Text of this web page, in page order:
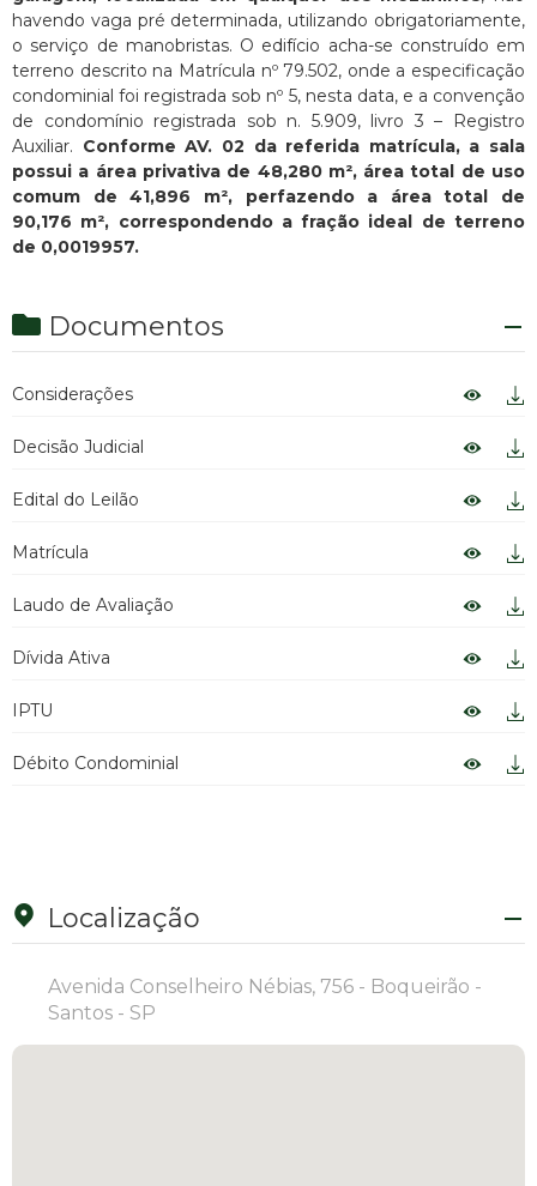
havendo vaga pré determinada, utilizando obrigatoriamente,
o serviço de manobristas. O edifício acha-se construído em
terreno descrito na Matrícula nº 79.502, onde a especificação
condominial foi registrada sob nº 5, nesta data, e a convenção
de condomínio registrada sob n. 5.909, livro 3 – Registro
Auxiliar. Conforme AV. 02 da referida matrícula, a sala
possui a área privativa de 48,280 m², área total de uso
comum de 41,896 m², perfazendo a área total de
90,176 m², correspondendo a fração ideal de terreno
de 0,0019957.
Documentos
Considerações
Decisão Judicial
Edital do Leilão
Matrícula
Laudo de Avaliação
Dívida Ativa
IPTU
Débito Condominial
Localização
Avenida Conselheiro Nébias, 756 - Boqueirão -
Santos - SP